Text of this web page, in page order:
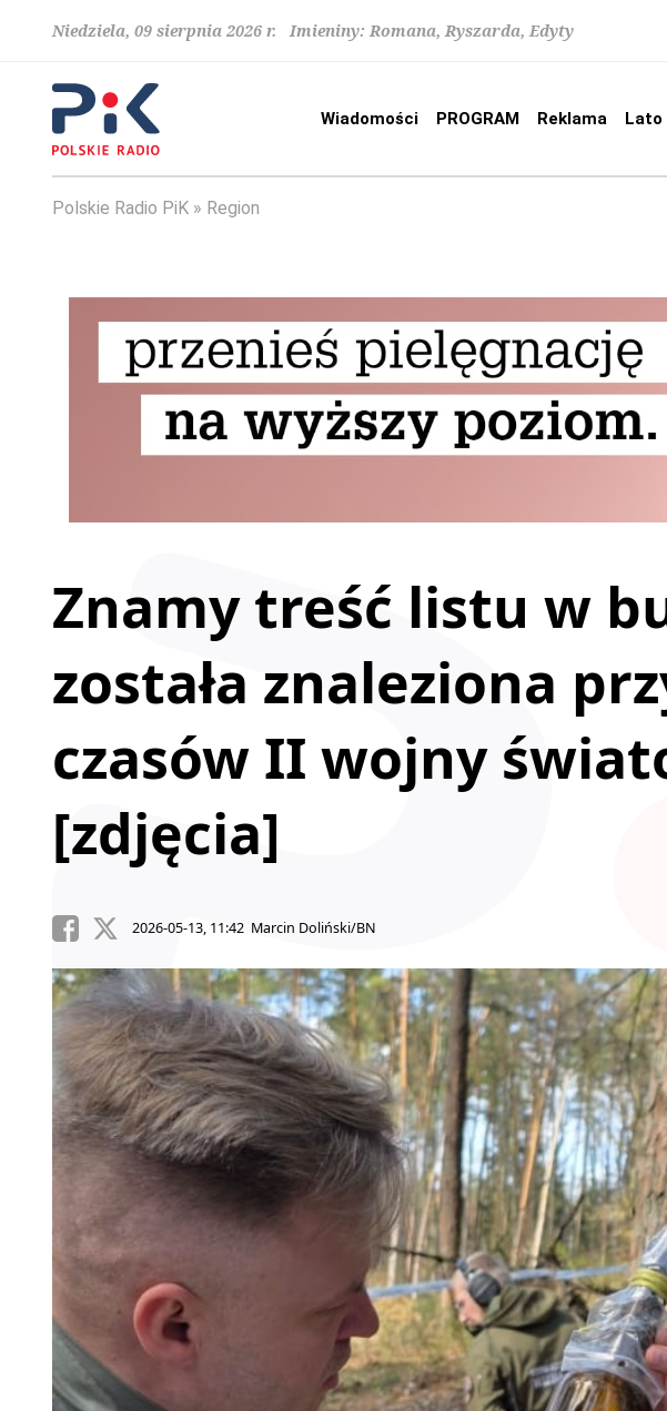
Niedziela, 09 sierpnia 2026 r. Imieniny: Romana, Ryszarda, Edyty
Wiadomości PROGRAM Reklama Lato
Polskie Radio PiK Region
Znamy treść listu w
została znaleziona
czasów II wojny
[zdjęcia]
2026-05-13, 11:42 Marcin Doliński/BN